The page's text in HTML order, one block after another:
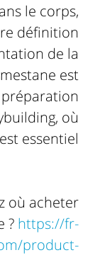
le corps,
définition
de la
est
où
essentiel.
où acheter
? https://fr-
product-